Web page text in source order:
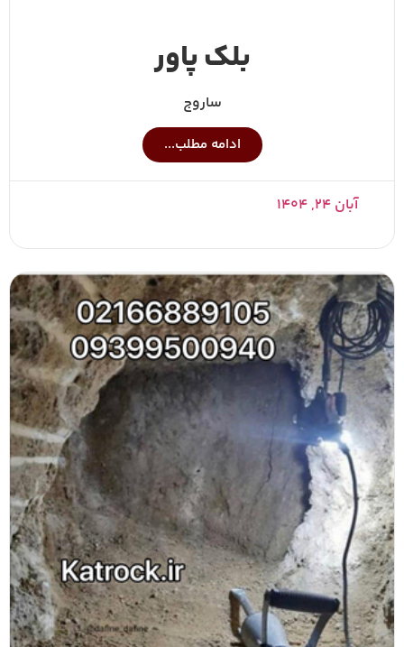
بلک پاور
ساروج
ادامه مطلب...
آبان ۲۴, ۱۴۰۴